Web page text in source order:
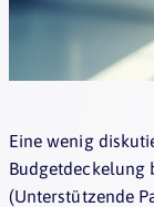
Eine wenig
Budgetdeckelung
(Unterstützende